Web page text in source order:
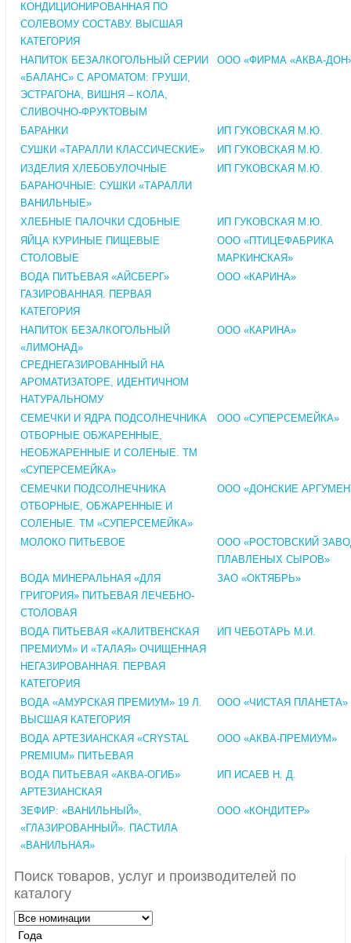
КОНДИЦИОНИРОВАННАЯ ПО
СОЛЕВОМУ СОСТАВУ. ВЫСШАЯ
КАТЕГОРИЯ
НАПИТОК БЕЗАЛКОГОЛЬНЫЙ СЕРИИ
«БАЛАНС» С АРОМАТОМ: ГРУШИ,
ЭСТРАГОНА, ВИШНЯ – КОЛА,
СЛИВОЧНО-ФРУКТОВЫМ
ООО «ФИРМА «АКВА-
БАРАНКИ
ИП ГУКОВСКАЯ М.Ю.
СУШКИ «ТАРАЛЛИ КЛАССИЧЕСКИЕ»
ИП ГУКОВСКАЯ М.Ю.
ИЗДЕЛИЯ ХЛЕБОБУЛОЧНЫЕ
БАРАНОЧНЫЕ: СУШКИ «ТАРАЛЛИ
ВАНИЛЬНЫЕ»
ИП ГУКОВСКАЯ М.Ю.
ХЛЕБНЫЕ ПАЛОЧКИ СДОБНЫЕ
ИП ГУКОВСКАЯ М.Ю.
ЯЙЦА КУРИНЫЕ ПИЩЕВЫЕ
СТОЛОВЫЕ
ООО «ПТИЦЕФАБРИКА
МАРКИНСКАЯ»
ВОДА ПИТЬЕВАЯ «АЙСБЕРГ»
ГАЗИРОВАННАЯ. ПЕРВАЯ
КАТЕГОРИЯ
ООО «КАРИНА»
НАПИТОК БЕЗАЛКОГОЛЬНЫЙ
«ЛИМОНАД»
СРЕДНЕГАЗИРОВАННЫЙ НА
АРОМАТИЗАТОРЕ, ИДЕНТИЧНОМ
НАТУРАЛЬНОМУ
ООО «КАРИНА»
СЕМЕЧКИ И ЯДРА ПОДСОЛНЕЧНИКА
ОТБОРНЫЕ ОБЖАРЕННЫЕ,
НЕОБЖАРЕННЫЕ И СОЛЕНЫЕ. ТМ
«СУПЕРСЕМЕЙКА»
ООО «СУПЕРСЕМЕЙКА»
СЕМЕЧКИ ПОДСОЛНЕЧНИКА
ОТБОРНЫЕ, ОБЖАРЕННЫЕ И
СОЛЕНЫЕ. ТМ «СУПЕРСЕМЕЙКА»
ООО «ДОНСКИЕ
МОЛОКО ПИТЬЕВОЕ
ООО «РОСТОВСКИЙ
ПЛАВЛЕНЫХ СЫРОВ»
ВОДА МИНЕРАЛЬНАЯ «ДЛЯ
ГРИГОРИЯ» ПИТЬЕВАЯ ЛЕЧЕБНО-
СТОЛОВАЯ
ЗАО «ОКТЯБРЬ»
ВОДА ПИТЬЕВАЯ «КАЛИТВЕНСКАЯ
ПРЕМИУМ» И «ТАЛАЯ» ОЧИЩЕННАЯ
НЕГАЗИРОВАННАЯ. ПЕРВАЯ
КАТЕГОРИЯ
ИП ЧЕБОТАРЬ М.И.
ВОДА «АМУРСКАЯ ПРЕМИУМ» 19 Л.
ВЫСШАЯ КАТЕГОРИЯ
ООО «ЧИСТАЯ ПЛАНЕТА»
ВОДА АРТЕЗИАНСКАЯ «CRYSTAL
PREMIUM» ПИТЬЕВАЯ
ООО «АКВА-ПРЕМИУМ»
ВОДА ПИТЬЕВАЯ «АКВА-ОГИБ»
АРТЕЗИАНСКАЯ
ИП ИСАЕВ Н. Д.
ЗЕФИР: «ВАНИЛЬНЫЙ»,
«ГЛАЗИРОВАННЫЙ». ПАСТИЛА
«ВАНИЛЬНАЯ»
ООО «КОНДИТЕР»
Поиск товаров, услуг и производителей по
каталогу
Года